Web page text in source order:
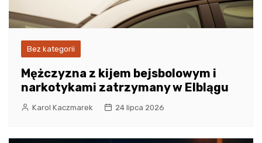
Bez kategorii
Mężczyzna z kijem bejsbolowym i
narkotykami zatrzymany w Elblągu
Karol Kaczmarek 24 lipca 2026